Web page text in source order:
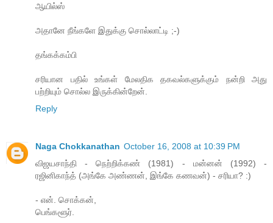
ஆயில்ஸ்
அதானே நீங்களே இதுக்கு சொல்லாட்டி ;-)
தங்கக்கம்பி
சரியான பதில் உங்கள் மேலதிக தகவல்களுக்கும் நன்றி அது
பற்றியும் சொல்ல இருக்கின்றேன்.
Reply
Naga Chokkanathan October 16, 2008 at 10:39 PM
விஜயசாந்தி - நெற்றிக்கண் (1981) - மன்னன் (1992) -
ரஜினிகாந்த் (அங்கே அண்ணன், இங்கே கணவன்) - சரியா? :)
- என். சொக்கன்,
பெங்களூர்.